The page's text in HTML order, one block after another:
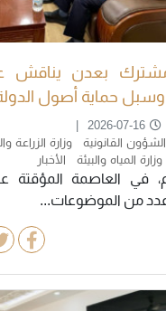
بعدن يناقش
وسبل حماية أصول
2026-07-16
القانونية
وزارة الزراعة
وزارة المياه والبيئة الأخبار
في العاصمة المؤقتة
من الموضوعات...